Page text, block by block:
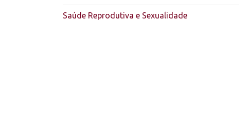
Saúde Reprodutiva e Sexualidade